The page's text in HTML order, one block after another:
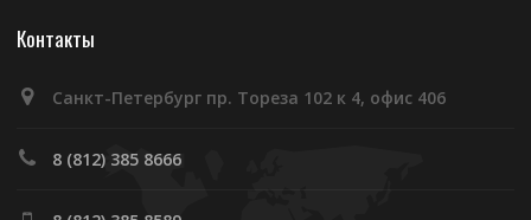
Контакты
Санкт-Петербург пр. Тореза 102 к 4, офис 406
8 (812) 385 8666